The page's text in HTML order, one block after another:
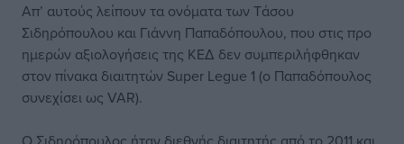
Απ’ αυτούς λείπουν τα ονόματα των Tάσου
Σιδηρόπουλου και Γιάννη Παπαδόπουλου, που στις προ
ημερών αξιολογήσεις της ΚΕΔ δεν συμπεριλήφθηκαν
στον πίνακα διαιτητών Super Legue 1 (o Παπαδόπουλος
συνεχίσει ως VAR).